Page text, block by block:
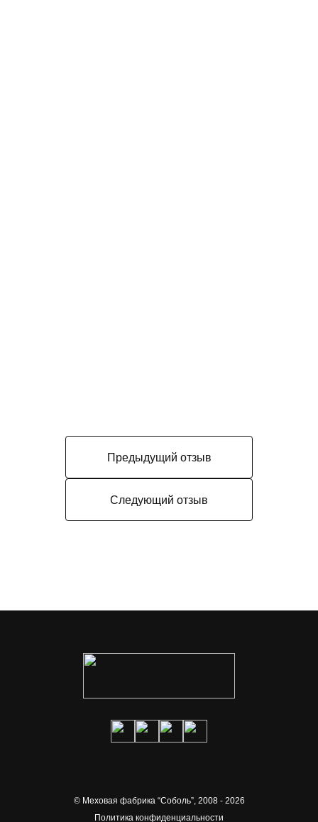
Предыдущий отзыв
Следующий отзыв
© Меховая фабрика “Соболь”,2008 - 2026
Политика конфиденциальности